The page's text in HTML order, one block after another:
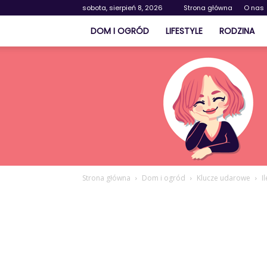
sobota, sierpień 8, 2026 Strona główna O nas
DOM I OGRÓD LIFESTYLE RODZINA
Strona główna Dom i ogród Klucze udarowe